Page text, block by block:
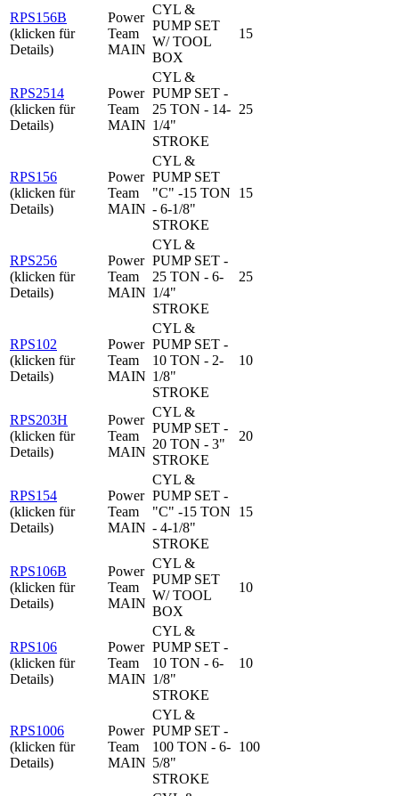
RPS156B
(klicken für
Details)
Power
Team
MAIN
CYL &
PUMP SET
W/ TOOL
BOX
15
RPS2514
(klicken für
Details)
Power
Team
MAIN
CYL &
PUMP SET -
25 TON - 14-
1/4"
STROKE
25
RPS156
(klicken für
Details)
Power
Team
MAIN
CYL &
PUMP SET
"C" -15 TON
- 6-1/8"
STROKE
15
RPS256
(klicken für
Details)
Power
Team
MAIN
CYL &
PUMP SET -
25 TON - 6-
1/4"
STROKE
25
RPS102
(klicken für
Details)
Power
Team
MAIN
CYL &
PUMP SET -
10 TON - 2-
1/8"
STROKE
10
RPS203H
(klicken für
Details)
Power
Team
MAIN
CYL &
PUMP SET -
20 TON - 3"
STROKE
20
RPS154
(klicken für
Details)
Power
Team
MAIN
CYL &
PUMP SET -
"C" -15 TON
- 4-1/8"
STROKE
15
RPS106B
(klicken für
Details)
Power
Team
MAIN
CYL &
PUMP SET
W/ TOOL
BOX
10
RPS106
(klicken für
Details)
Power
Team
MAIN
CYL &
PUMP SET -
10 TON - 6-
1/8"
STROKE
10
RPS1006
(klicken für
Details)
Power
Team
MAIN
CYL &
PUMP SET -
100 TON - 6-
5/8"
STROKE
100